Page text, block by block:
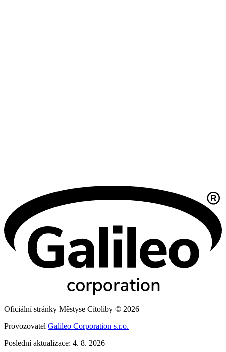
Oficiální stránky Městyse Cítoliby © 2026
Provozovatel Galileo Corporation s.r.o.
Poslední aktualizace: 4. 8. 2026